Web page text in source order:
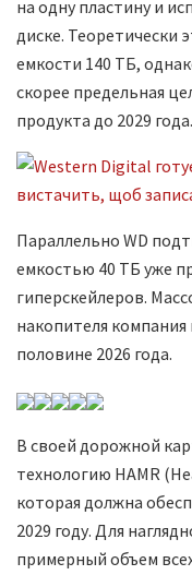
на одну пластину и
диске. Теоретически
емкости 140 ТБ,
скорее предельная
продукта до 2029 года.
Параллельно WD
емкостью 40 ТБ уже
гиперскейлеров.
накопителя
половине 2026 года.
В своей дорожной
технологию HAMR
которая должна
2029 году. Для
примерный объем